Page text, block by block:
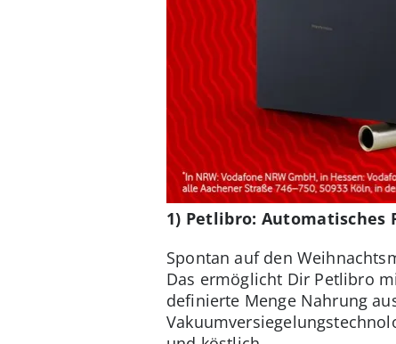
1) Petlibro: Automatisches
Spontan auf den
Das ermöglicht Dir Petlibro
definierte Menge Nahrung